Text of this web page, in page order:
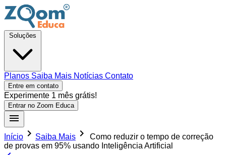
Planos Saiba Mais Notícias Contato
Entre em contato
Experimente 1 mês grátis!
Entrar no Zoom Educa
Início Saiba Mais
Como reduzir o tempo de correção
de provas em 95% usando Inteligência Artificial